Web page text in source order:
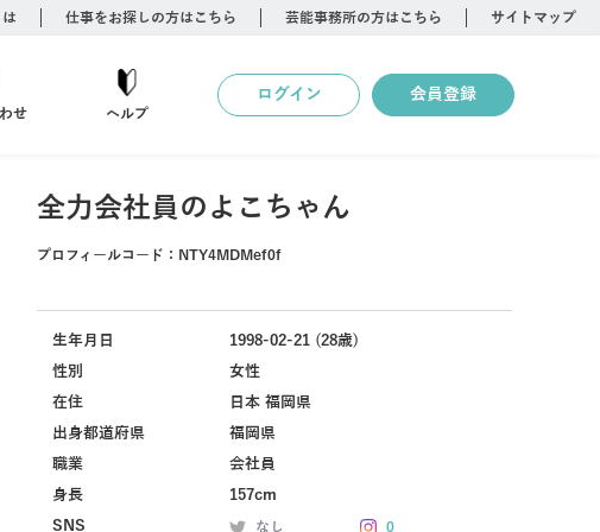
仕事をお探しの方はこちら 芸能事務所の方はこちら サイトマップ
せ ヘルプ
ログイン 会員登録
全力会社員のよこちゃん
プロフィールコード： NTY4MDMef0f
生年月日
1998-02-21 (28歳)
性別
女性
在住
日本 福岡県
出身都道府県
福岡県
職業
会社員
身長
157cm
SNS
なし 0